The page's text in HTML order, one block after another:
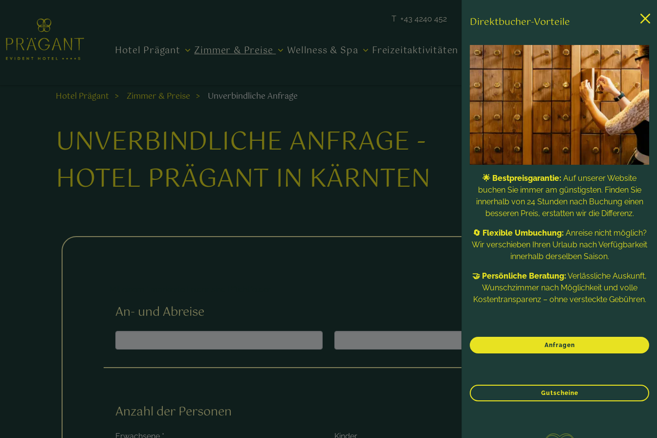
T +43 4240 452
Hotel Prägant Zimmer & Preise Wellness & Spa Freizeitaktivitäten Kontakt & Service
Hotel Prägant Zimmer & Preise Unverbindliche Anfrage
UNVERBINDLICHE ANFRAGE -
HOTEL PRÄGANT IN KÄRNTEN
An- und Abreise
Anzahl der Personen
Direktbucher-Vorteile
🌟 Bestpreisgarantie: Auf unserer Website
buchen Sie immer am günstigsten. Finden Sie
innerhalb von 24 Stunden nach Buchung einen
besseren Preis, erstatten wir die Differenz.
🔄 Flexible Umbuchung:Anreise nicht möglich?
Wir verschieben Ihren Urlaub nach Verfügbarkeit
innerhalb derselben Saison.
🤝 Persönliche Beratung:Verlässliche Auskunft,
Wunschzimmer nach Möglichkeit und volle
Kostentransparenz – ohne versteckte Gebühren.
Anfragen
Gutscheine